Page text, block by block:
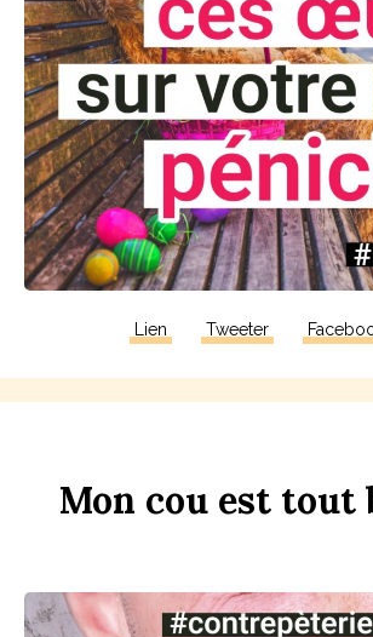
Lien Tweeter
Mon cou est tout